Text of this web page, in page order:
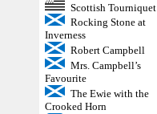
Scottish Tourniquet
Rocking Stone at
Inverness
Robert Campbell
Mrs. Campbell’s
Favourite
The Ewie with the
Crooked Horn